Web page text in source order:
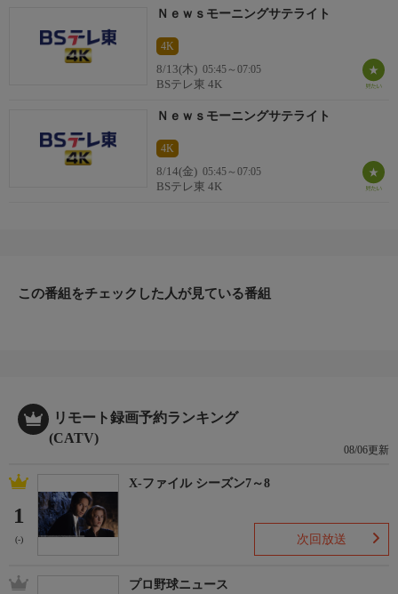
番組内容続き２
○木…「日経朝特急プラス」日本経済新聞のベテラン記者がニュ
ースの背景を深掘り／「大浜見聞録」大浜キャスターが最先端の
○金…「パックンの眼」パックンがアメリカの経済・社会の今を
ユニークな視点で解説
※このほか「Ｍａｒｋｅｔリアル」「ＩＰＯ、その次の一歩」
「テックの鼓動」「月曜政治解説」など独自コンテンツを随時放
《火》藤井由依 中垣正太郎 嶺百花
《水》中原みなみ／藤井由依 池谷亨 中垣正太郎
＜公式HP＞
https://www.tv-tokyo.co.jp/nms/
＜公式X＞
映像について
この番組は、ＢＳテレ東（２Ｋ）放送番組を４Ｋにアップコンバ
ートして放送しています。
Ｎｅｗｓモーニングサテライト
4K
8/13(木) 05:45～07:05
BSテレ東 4K
Ｎｅｗｓモーニングサテライト
4K
8/14(金) 05:45～07:05
BSテレ東 4K
この番組をチェックした人が見ている番組
リモート録画予約ランキング
(CATV)
08/06更新
1
(-)
X-ファイル シーズン7～8
次回放送
プロ野球ニュース